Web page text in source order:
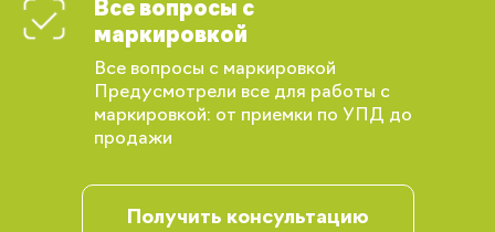
Все вопросы с
маркировкой
Все вопросы с маркировкой
Предусмотрели все для работы с
маркировкой: от приемки по УПД до
продажи
Получить консультацию
Вы сможете отслеживать статус своих
рекомендации